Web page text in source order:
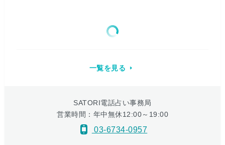
一覧を見る
SATORI電話占い事務局
営業時間：年中無休12:00～19:00
03-6734-0957